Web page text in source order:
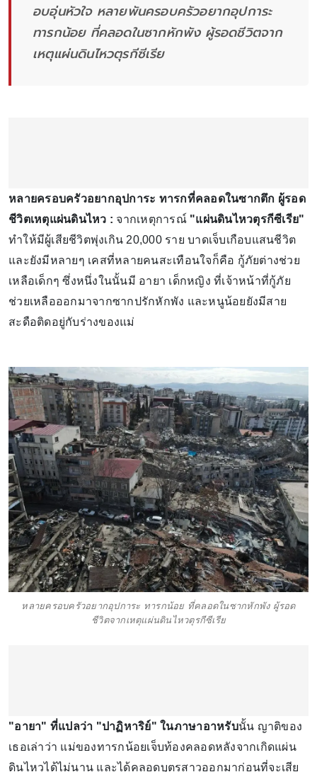
อบอุ่นหัวใจ หลายพันครอบครัวอยากอุปการะ
ทารกน้อย ที่คลอดในซากหักพัง ผู้รอดชีวิตจาก
เหตุแผ่นดินไหวตุรกีซีเรีย
หลายครอบครัวอยากอุปการะ ทารกที่คลอดในซากตึก ผู้รอด
ชีวิตเหตุแผ่นดินไหว : จากเหตุการณ์ "แผ่นดินไหวตุรกีซีเรีย"
ทำให้มีผู้เสียชีวิตพุ่งเกิน 20,000 ราย บาดเจ็บเกือบแสนชีวิต
และยังมีหลายๆ เคสที่หลายคนสะเทือนใจก็คือ กู้ภัยต่างช่วย
เหลือเด็กๆ ซึ่งหนึ่งในนั้นมี อายา เด็กหญิง ที่เจ้าหน้าที่กู้ภัย
ช่วยเหลือออกมาจากซากปรักหักพัง และหนูน้อยยังมีสาย
สะดือติดอยู่กับร่างของแม่
หลายครอบครัวอยากอุปการะ ทารกน้อย ที่คลอดในซากหักพัง ผู้รอด
ชีวิตจากเหตุแผ่นดินไหวตุรกีซีเรีย
"อายา" ที่แปลว่า "ปาฏิหาริย์" ในภาษาอาหรับนั้น ญาติของ
เธอเล่าว่า แม่ของทารกน้อยเจ็บท้องคลอดหลังจากเกิดแผ่น
ดินไหวได้ไม่นาน และได้คลอดบุตรสาวออกมาก่อนที่จะเสีย